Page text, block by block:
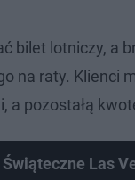
bilet lotniczy, a
na raty. Klienci
a pozostałą
Świąteczne Las